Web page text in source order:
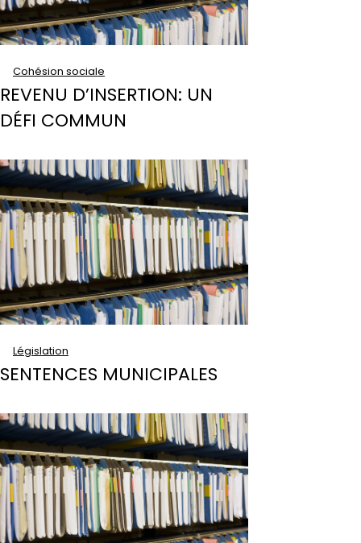
Cohésion sociale
REVENU D’INSERTION: UN
DÉFI COMMUN
Législation
SENTENCES MUNICIPALES